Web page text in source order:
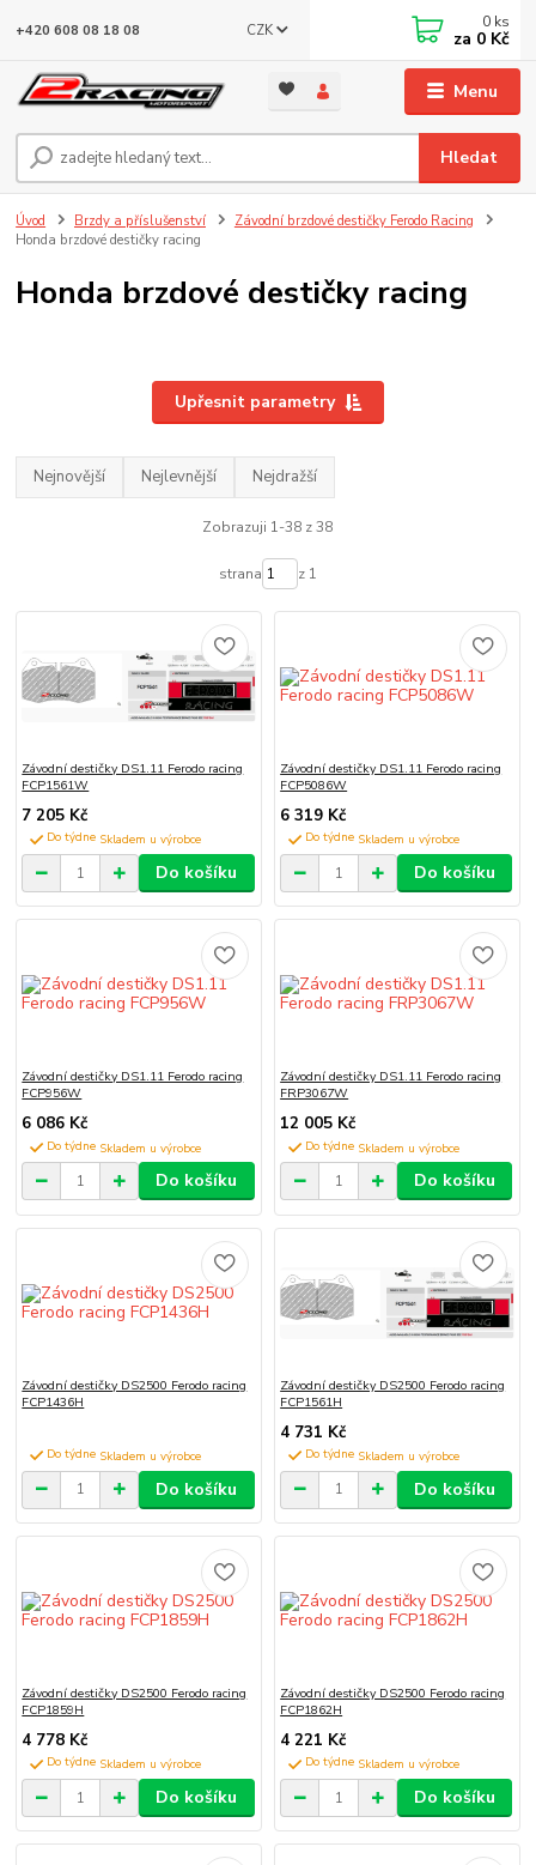
Menu
CZK
Hledat
+420 608 08 18 08 0 ks
za 0 Kč
Úvod Brzdy a příslušenství
Závodní brzdové destičky Ferodo Racing
Honda brzdové destičky racing
Honda brzdové destičky racing
Upřesnit parametry
Nejnovější Nejlevnější Nejdražší
Zobrazuji 1-38 z 38
strana z 1
Závodní destičky DS1.11 Ferodo racing
FCP1561W
7 205 Kč
Do týdne
Do košíku
Závodní destičky DS1.11 Ferodo racing
FCP5086W
6 319 Kč
Do týdne
Do košíku
Závodní destičky DS1.11 Ferodo racing
FCP956W
6 086 Kč
Do týdne
Do košíku
Závodní destičky DS1.11 Ferodo racing
FRP3067W
12 005 Kč
Do týdne
Do košíku
Závodní destičky DS2500 Ferodo racing
FCP1436H
Do týdne
Do košíku
Závodní destičky DS2500 Ferodo racing
FCP1561H
4 731 Kč
Do týdne
Do košíku
Závodní destičky DS2500 Ferodo racing
FCP1859H
4 778 Kč
Do týdne
Do košíku
Závodní destičky DS2500 Ferodo racing
FCP1862H
4 221 Kč
Do týdne
Do košíku